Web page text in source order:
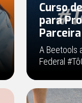
Curso
para
A Beetools
Federal